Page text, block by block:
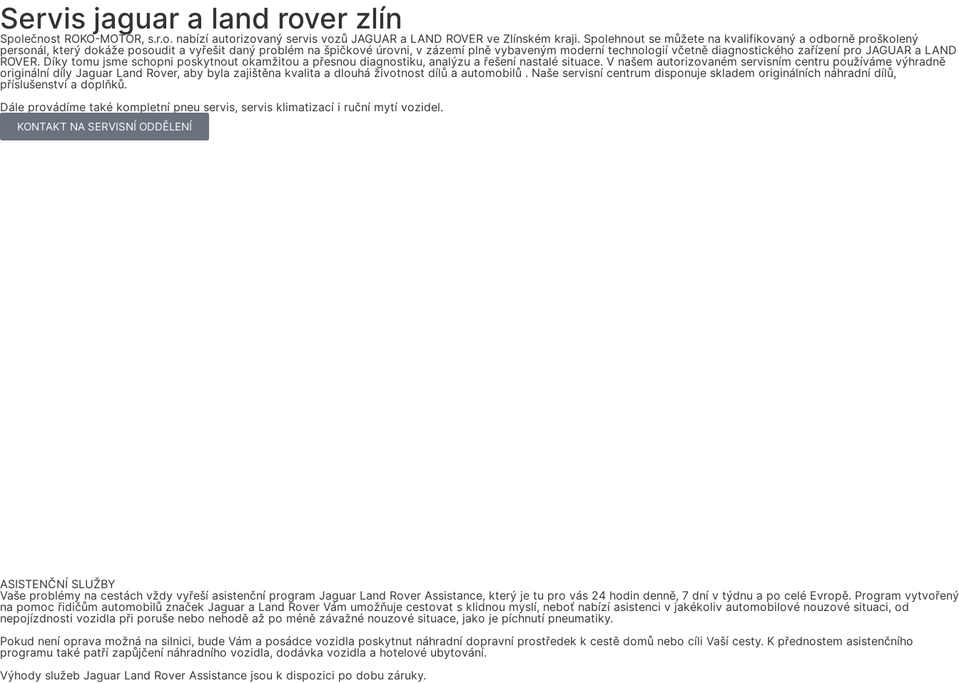
Servis jaguar a land rover zlín
Společnost ROKO-MOTOR, s.r.o. nabízí autorizovaný servis vozů JAGUAR a LAND ROVER ve Zlínském kraji. Spolehnout se můžete na kvalifikovaný a odborně proškolený
personál, který dokáže posoudit a vyřešit daný problém na špičkové úrovni, v zázemí plně vybaveným moderní technologií včetně diagnostického zařízení pro JAGUAR a LAND
ROVER. Díky tomu jsme schopni poskytnout okamžitou a přesnou diagnostiku, analýzu a řešení nastalé situace. V našem autorizovaném servisním centru používáme výhradně
originální díly Jaguar Land Rover, aby byla zajištěna kvalita a dlouhá životnost dílů a automobilů . Naše servisní centrum disponuje skladem originálních náhradní dílů,
příslušenství a doplňků.
Dále provádíme také kompletní pneu servis, servis klimatizací i ruční mytí vozidel.
KONTAKT NA SERVISNÍ ODDĚLENÍ
ASISTENČNÍ SLUŽBY
Vaše problémy na cestách vždy vyřeší asistenční program Jaguar Land Rover Assistance, který je tu pro vás 24 hodin denně, 7 dní v týdnu a po celé Evropě. Program vytvořený
na pomoc řidičům automobilů značek Jaguar a Land Rover Vám umožňuje cestovat s klidnou myslí, neboť nabízí asistenci v jakékoliv automobilové nouzové situaci, od
nepojízdnosti vozidla při poruše nebo nehodě až po méně závažné nouzové situace, jako je píchnutí pneumatiky.
Pokud není oprava možná na silnici, bude Vám a posádce vozidla poskytnut náhradní dopravní prostředek k cestě domů nebo cíli Vaší cesty. K přednostem asistenčního
programu také patří zapůjčení náhradního vozidla, dodávka vozidla a hotelové ubytování.
Výhody služeb Jaguar Land Rover Assistance jsou k dispozici po dobu záruky.